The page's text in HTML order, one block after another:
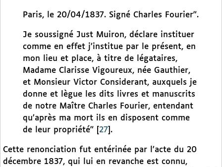
Paris, le 20/04/1837. Signé Charles Fourier”.
Je soussigné Just Muiron, déclare instituer
comme en effet j’institue par le présent, en
mon lieu et place, à titre de légataires,
Madame Clarisse Vigoureux, née Gauthier,
et Monsieur Victor Considerant, auxquels je
donne et lègue les dits livres et manuscrits
de notre Maître Charles Fourier, entendant
qu’après ma mort ils en disposent comme
de leur propriété”
27 .
Cette renonciation fut entérinée par l’acte du 20
décembre 1837, qui lui en revanche est connu,